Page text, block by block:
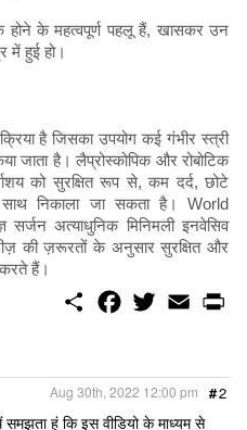
होने के महत्वपूर्ण पहलू हैं, खासकर उन
में हुई हो।
है जिसका उपयोग कई गंभीर स्त्री
जाता है। लैप्रोस्कोपिक और रोबोटिक
को सुरक्षित रूप से, कम दर्द, छोटे
निकाला जा सकता है। World
अत्याधुनिक मिनिमली इनवेसिव
की ज़रूरतों के अनुसार सुरक्षित और
करते हैं।
S
o
o
k
w
e
r
E
m
#2
Aug 30th, 2022 12:00 pm
हूं कि इस वीडियो के माध्यम से